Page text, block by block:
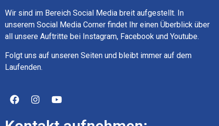
Wir sind im Bereich Social Media breit aufgestellt. In
unserem Social Media Corner findet Ihr einen Überblick über
all unsere Auftritte bei Instagram, Facebook und Youtube.
Folgt uns auf unseren Seiten und bleibt immer auf dem
Laufenden.